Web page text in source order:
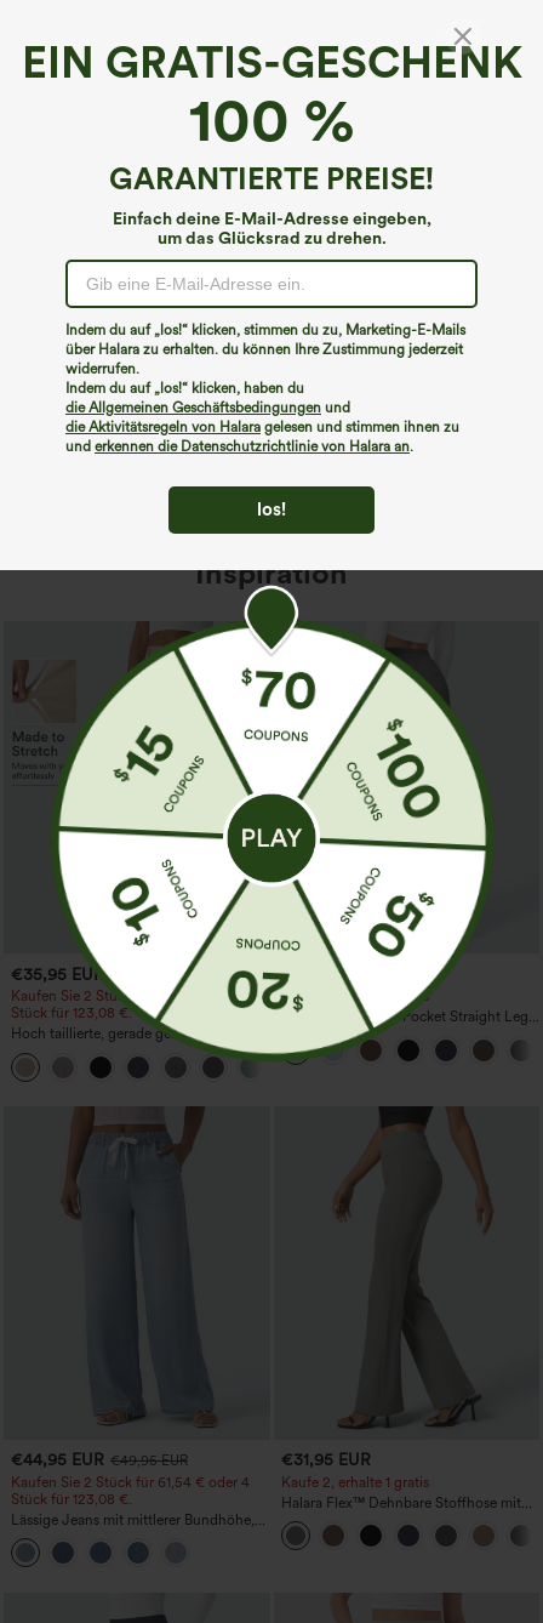
EIN GRATIS-GESCHENK
100 %
GARANTIERTE PREISE!
Einfach deine E-Mail-Adresse eingeben,
um das Glücksrad zu drehen.
Indem du auf „los!“ klicken, stimmen du zu, Marketing-E-Mails
über Halara zu erhalten. du können Ihre Zustimmung jederzeit
widerrufen.
Indem du auf „los!“ klicken, haben du
die Allgemeinen Geschäftsbedingungen und
die Aktivitätsregeln von Halara gelesen und stimmen ihnen zu
und erkennen die Datenschutzrichtlinie von Halara an.
los!
Hoppla!
Wir können die von Ihnen gesuchte Seite nicht
finden.
Mehr einkaufen
Inspiration
€35,95 EUR
Kaufen Sie 2 Stück für 61,54 € oder 4
Stück für 123,08 €.
Hoch taillierte, gerade geschnittene,
legere Leinen-Optik-Hose mit Taschen
+5
€35,95 EUR
Kaufe 2, erhalte 1 gratis
High Waisted Side Pocket Straight Leg
Work Pants
€44,95 EUR €49,95 EUR
Kaufen Sie 2 Stück für 61,54 € oder 4
Stück für 123,08 €.
Lässige Jeans mit mittlerer Bundhöhe,
Kordelzug und Taschen
€31,95 EUR
Kaufe 2, erhalte 1 gratis
Halara Flex™ Dehnbare Stoffhose mit
hohem Bund und Seitentasche hinten